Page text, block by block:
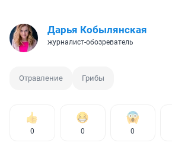
Дарья Кобылянская
журналист-обозреватель
Отравление Грибы
0 0 0